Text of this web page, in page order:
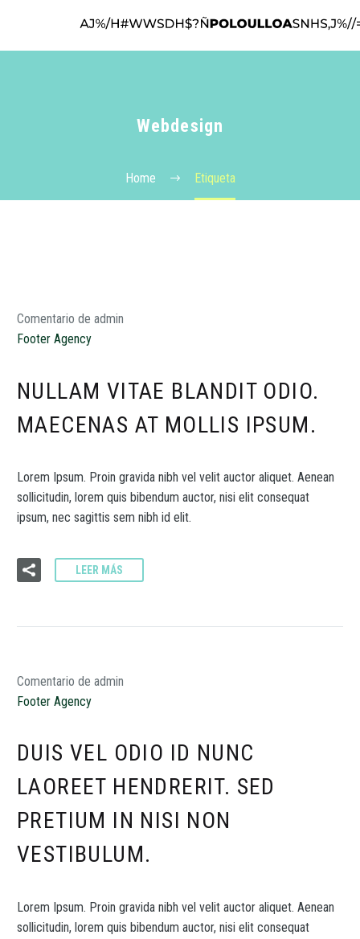
Webdesign
Home Etiqueta
Comentario de admin
Footer Agency
NULLAM VITAE BLANDIT ODIO.
MAECENAS AT MOLLIS IPSUM.
Lorem Ipsum. Proin gravida nibh vel velit auctor aliquet. Aenean
sollicitudin, lorem quis bibendum auctor, nisi elit consequat
ipsum, nec sagittis sem nibh id elit.
LEER MÁS
Comentario de admin
Footer Agency
DUIS VEL ODIO ID NUNC
LAOREET HENDRERIT. SED
PRETIUM IN NISI NON
VESTIBULUM.
Lorem Ipsum. Proin gravida nibh vel velit auctor aliquet. Aenean
sollicitudin, lorem quis bibendum auctor, nisi elit consequat